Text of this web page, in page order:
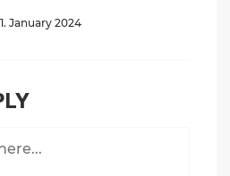
January 2024